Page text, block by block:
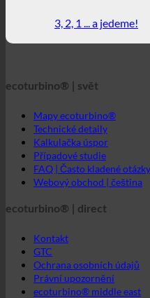
Mapy ecoturbino®
Kalkulačka úspor
Případové studie
FAQ | Často kladené otázky
Webový obchod | čeština
ecoturbino® | direct
Kontakt
Ochrana osobních údajů
Právní upozornění
ecoturbino® middle east
Přímá zpráva pro ecoturbino®